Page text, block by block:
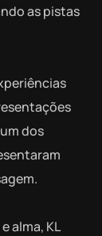
as pistas
dos
alma, KL